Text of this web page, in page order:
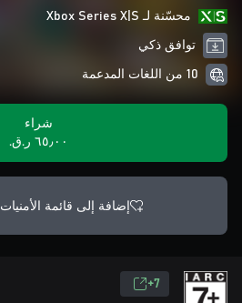
محسّنة لـ Xbox Series X|S
توافق ذكي
10 من اللغات المدعمة
شراء
٦٥٫٠٠ ر.ق.‏
إضافة إلى قائمة الأمنيات
7+